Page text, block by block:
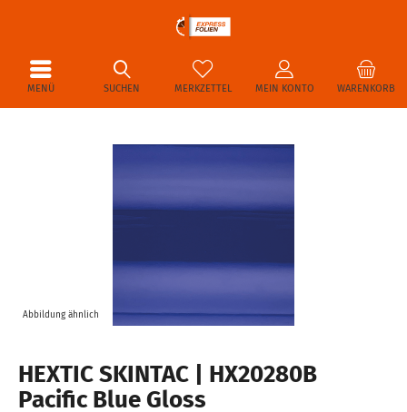
MENÜ WARENKORB
MERKZETTEL MEIN KONTO
SUCHEN
Abbildung ähnlich
HEXTIC SKINTAC | HX20280B
Pacific Blue Gloss